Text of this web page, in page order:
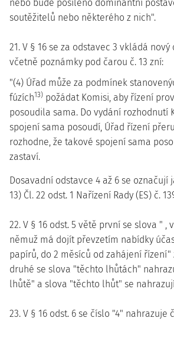
nebo bude posíleno dominantní
soutěžitelů nebo některého z nich".
21. V § 16 se za odstavec 3 vkládá
včetně poznámky pod čarou č. 13 zní:
"(4) Úřad může za podmínek
fúzích13) požádat Komisi, aby řízení
posoudila sama. Do vydání rozhodnutí
spojení sama posoudí, Úřad řízení
rozhodne, že takové spojení sama
zastaví.
Dosavadní odstavce 4 až 6 se označují
13) Čl. 22 odst. 1 Nařízení Rady (ES) č.
22. V § 16 odst. 5 větě první se slova " ,
němuž má dojít převzetím nabídky
papírů, do 2 měsíců od zahájení řízení"
druhé se slova "těchto lhůtách"
lhůtě" a slova "těchto lhůt" se
23. V § 16 odst. 6 se číslo "4" nahrazuje